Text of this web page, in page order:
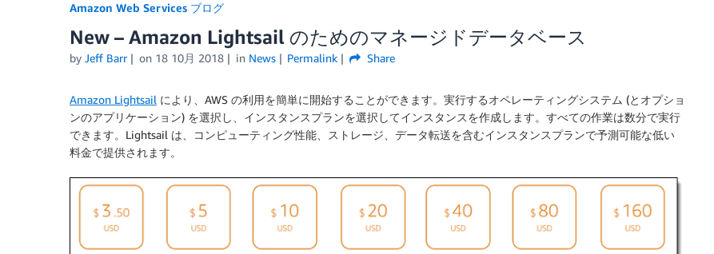
Amazon Web Services ブログ
New – Amazon Lightsail のためのマネージドデータベース
by Jeff Barr on 18 10月 2018 in News Permalink Share
Amazon Lightsail により、AWS の利用を簡単に開始することができます。実行するオペレーティングシステム (とオプショ
ンのアプリケーション) を選択し、インスタンスプランを選択してインスタンスを作成します。すべての作業は数分で実行
できます。 Lightsail は、コンピューティング性能、ストレージ、データ転送を含むインスタンスプランで予測可能な低い
料金で提供されます。